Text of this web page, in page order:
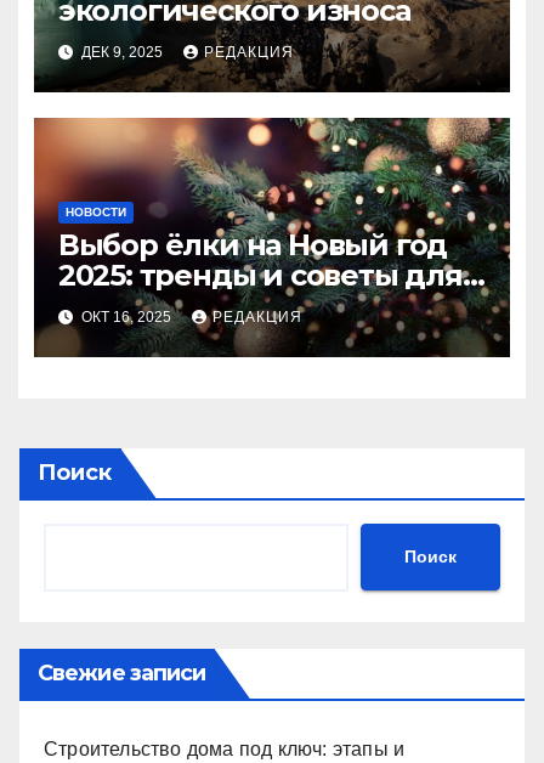
экологического износа
ДЕК 9, 2025 РЕДАКЦИЯ
НОВОСТИ
Выбор ёлки на Новый год
2025: тренды и советы для
идеального праздника
ОКТ 16, 2025 РЕДАКЦИЯ
Поиск
Поиск
Свежие записи
Строительство дома под ключ: этапы и